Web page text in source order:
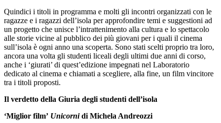
Quindici i titoli in programma e molti gli incontri organizzati con le
ragazze e i ragazzi dell’isola per approfondire temi e suggestioni ad
un progetto che unisce l’intrattenimento alla cultura e lo spettacolo
alle storie vicine al pubblico dei più giovani per i quali il cinema
sull’isola è ogni anno una scoperta. Sono stati scelti proprio tra loro,
ancora una volta gli studenti liceali degli ultimi due anni di corso,
anche i ‘giurati’ di quest’edizione impegnati nel Laboratorio
dedicato al cinema e chiamati a scegliere, alla fine, un film vincitore
tra i titoli proposti.
Il verdetto della Giuria degli studenti dell’isola
‘Miglior film’ Unicornidi Michela Andreozzi